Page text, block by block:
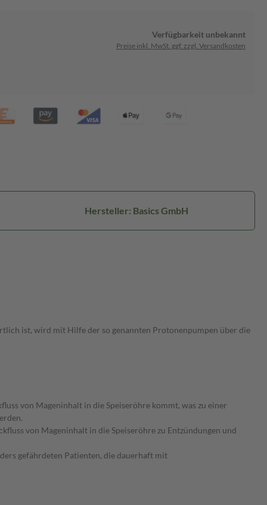
Verfügbarkeit unbekannt
Preise inkl. MwSt. ggf. zzgl. Versandkosten
Hersteller: Basics GmbH
ist, wird mit Hilfe der so genannten Protonenpumpen über die
von Mageninhalt in die Speiseröhre kommt, was zu einer
von Mageninhalt in die Speiseröhre zu Entzündungen und
gefährdeten Patienten, die dauerhaft mit